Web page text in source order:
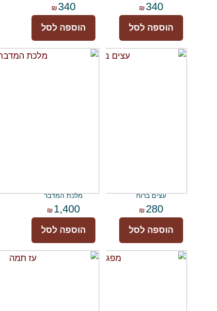
₪ 340
הוספה לסל
₪ 340
הוספה לסל
עצים ברוח
₪ 280
הוספה לסל
מלכת המדבר
₪ 1,400
הוספה לסל